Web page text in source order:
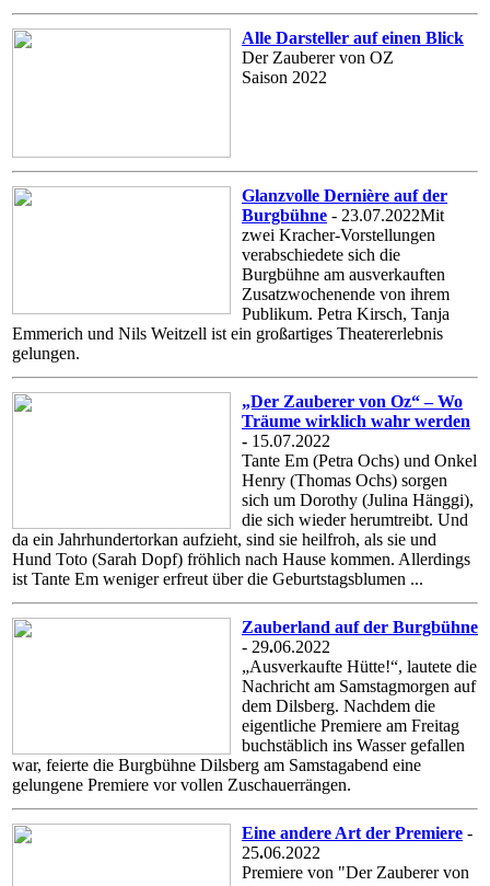
Alle Darsteller auf einen Blick
Der Zauberer von OZ
Saison 2022
Glanzvolle Dernière auf der
Burgbühne - 23.07.2022Mit
zwei Kracher-Vorstellungen
verabschiedete sich die
Burgbühne am ausverkauften
Zusatzwochenende von ihrem
Publikum. Petra Kirsch, Tanja
Emmerich und Nils Weitzell ist ein großartiges Theatererlebnis
gelungen.
„Der Zauberer von Oz“ – Wo
Träume wirklich wahr werden
- 15.07.2022
Tante Em (Petra Ochs) und Onkel
Henry (Thomas Ochs) sorgen
sich um Dorothy (Julina Hänggi),
die sich wieder herumtreibt. Und
da ein Jahrhundertorkan aufzieht, sind sie heilfroh, als sie und
Hund Toto (Sarah Dopf) fröhlich nach Hause kommen. Allerdings
ist Tante Em weniger erfreut über die Geburtstagsblumen ...
Zauberland auf der Burgbühne
- 29.06.2022
„Ausverkaufte Hütte!“, lautete die
Nachricht am Samstagmorgen auf
dem Dilsberg. Nachdem die
eigentliche Premiere am Freitag
buchstäblich ins Wasser gefallen
war, feierte die Burgbühne Dilsberg am Samstagabend eine
gelungene Premiere vor vollen Zuschauerrängen.
Eine andere Art der Premiere -
25.06.2022
Premiere von "Der Zauberer von